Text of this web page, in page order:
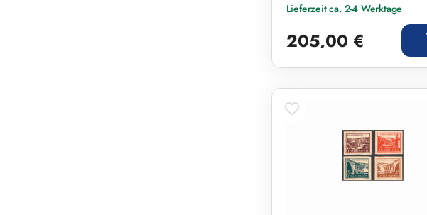
Lieferzeit ca. 2-4 Werktage
205,00 €